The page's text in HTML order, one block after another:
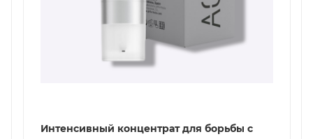
Интенсивный концентрат для борьбы с